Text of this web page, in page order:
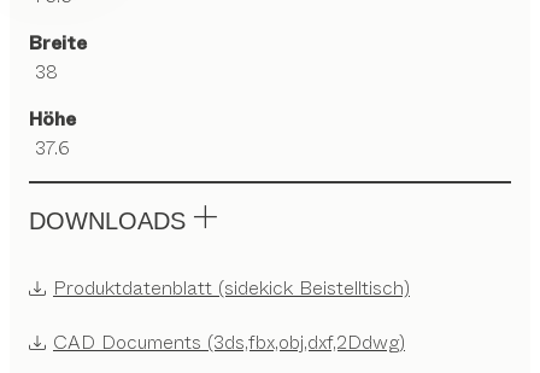
Breite
38
Höhe
37.6
DOWNLOADS
Produktdatenblatt (sidekick Beistelltisch)
CAD Documents (3ds,fbx,obj,dxf,2Ddwg)